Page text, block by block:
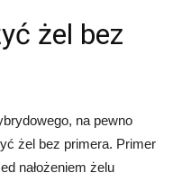
żel bez
na pewno
żel bez primera. Primer
nałożeniem żelu